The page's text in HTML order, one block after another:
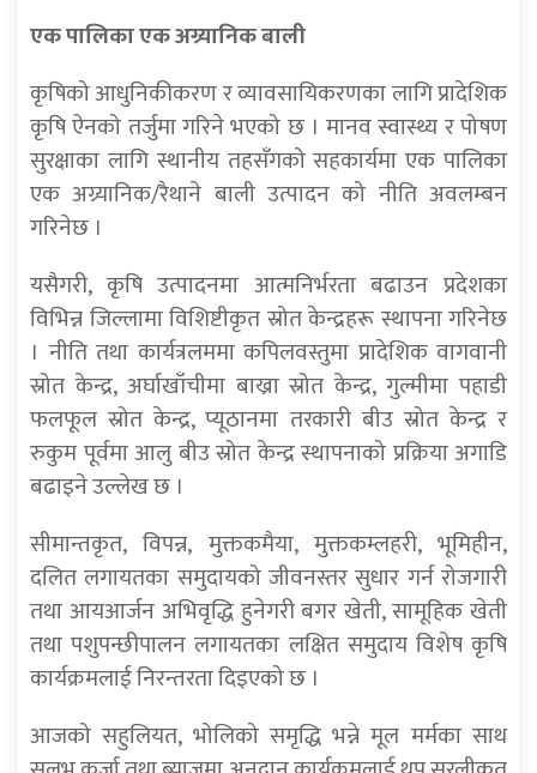
एक पालिका एक अग्र्यानिक बाली
कृषिको आधुनिकीकरण र व्यावसायिकरणका लागि प्रादेशिक
कृषि ऐनको तर्जुमा गरिने भएको छ । मानव स्वास्थ्य र पोषण
सुरक्षाका लागि स्थानीय तहसँगको सहकार्यमा एक पालिका
एक अग्र्यानिक/रैथाने बाली उत्पादन को नीति अवलम्बन
गरिनेछ ।
यसैगरी, कृषि उत्पादनमा आत्मनिर्भरता बढाउन प्रदेशका
विभिन्न जिल्लामा विशिष्टीकृत स्रोत केन्द्रहरू स्थापना गरिनेछ
। नीति तथा कार्यत्रलममा कपिलवस्तुमा प्रादेशिक वागवानी
स्रोत केन्द्र, अर्घाखाँचीमा बाख्रा स्रोत केन्द्र, गुल्मीमा पहाडी
फलफूल स्रोत केन्द्र, प्यूठानमा तरकारी बीउ स्रोत केन्द्र र
रुकुम पूर्वमा आलु बीउ स्रोत केन्द्र स्थापनाको प्रक्रिया अगाडि
बढाइने उल्लेख छ ।
सीमान्तकृत, विपन्न, मुक्तकमैया, मुक्तकम्लहरी, भूमिहीन,
दलित लगायतका समुदायको जीवनस्तर सुधार गर्न रोजगारी
तथा आयआर्जन अभिवृद्धि हुनेगरी बगर खेती, सामूहिक खेती
तथा पशुपन्छीपालन लगायतका लक्षित समुदाय विशेष कृषि
कार्यक्रमलाई निरन्तरता दिइएको छ ।
आजको सहुलियत, भोलिको समृद्धि भन्ने मूल मर्मका साथ